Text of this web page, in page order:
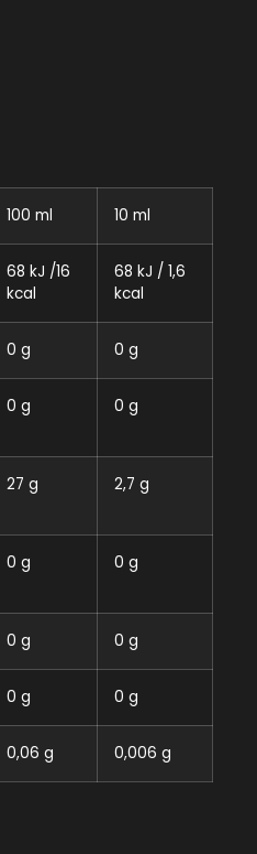
100 ml 10 ml
68 kJ /16
kcal
68 kJ / 1,6
kcal
0 g 0 g
0 g 0 g
27 g 2,7 g
0 g 0 g
0 g 0 g
0 g 0 g
0,06 g 0,006 g